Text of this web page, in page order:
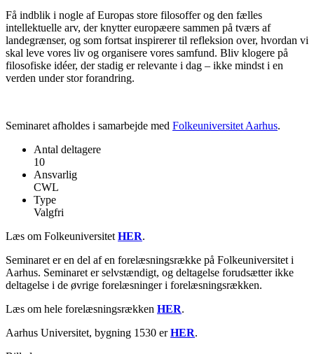
Få indblik i nogle af Europas store filosoffer og den fælles
intellektuelle arv, der knytter europæere sammen på tværs af
landegrænser, og som fortsat inspirerer til refleksion over, hvordan vi
skal leve vores liv og organisere vores samfund. Bliv klogere på
filosofiske idéer, der stadig er relevante i dag – ikke mindst i en
verden under stor forandring.
Seminaret afholdes i samarbejde med Folkeuniversitet Aarhus.
Antal deltagere
10
Ansvarlig
CWL
Type
Valgfri
Læs om Folkeuniversitet HER.
Seminaret er en del af en forelæsningsrække på Folkeuniversitet i
Aarhus. Seminaret er selvstændigt, og deltagelse forudsætter ikke
deltagelse i de øvrige forelæsninger i forelæsningsrækken.
Læs om hele forelæsningsrækken HER.
Aarhus Universitet, bygning 1530 erHER.